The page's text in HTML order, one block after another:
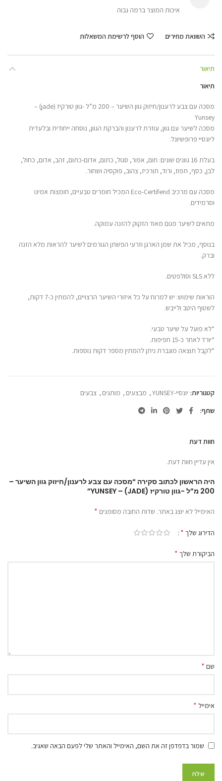
איכות המוצר ברמה גבוה
השוואת מחירים הוסף לרשימת המשאלות
תיאור
תיאור
מסכה עם צבע לרענון/חיזוק גוון השיער – 200 מ”ל -גוון טורקיז (jade) –
Yunsey
מסכה לשיער עם גוון, עוזרת לרענון והברקת הגוון, נוסחה ייחודית ובלעדית
ליונסיי פרופשיונל.
בעלת 16 גוונים שונים: חום, אפור, סגול, כתום, אדום-כתום, זהב, אדום, כחול,
לבן, כסף, תפוז, ורוד, תורכיז, צהוב, פוקסיה ושחור.
מסכה עם מרכיב Eco-Certifend המכיל חומרים טבעיים, חומצות אמינו
וסרמידים.
מתאים לשיער פגום מאוד הזקוק להזנה עמוקה.
בנוסף, מכיל את שמן הארגן וזרעי הפשתן הגורמים לשיער להראות מלא הזנה
וברק.
ללא SLS וסולפטים.
הוראות שימוש: יש למרוח על כל איזורי השיער הרצויים, להמתין כ-7 דקות,
לשטוף היטב ולייבש.
*לא פועל על שיער טבעי.
*יורד לאחר כ-15 חפיפות.
*לקבל תוצאה מוגברת ניתן להמתין מספר דקות נוספות.
קטגוריות: יונסיי-YUNSEY , מבצעים , מותגים , צבעים
שתף
חוות דעת
אין עדיין חוות דעת.
היה הראשון לכתוב סקירה “מסכה עם צבע לרענון/חיזוק גוון השיער –
200 מ”ל -גוון טורקיז (JADE) – YUNSEY”
האימייל לא יוצג באתר. שדות החובה מסומנים *
הדירוג שלך *
הביקורת שלך *
שם *
אימייל *
שמור בדפדפן זה את השם, האימייל והאתר שלי לפעם הבאה שאגיב.